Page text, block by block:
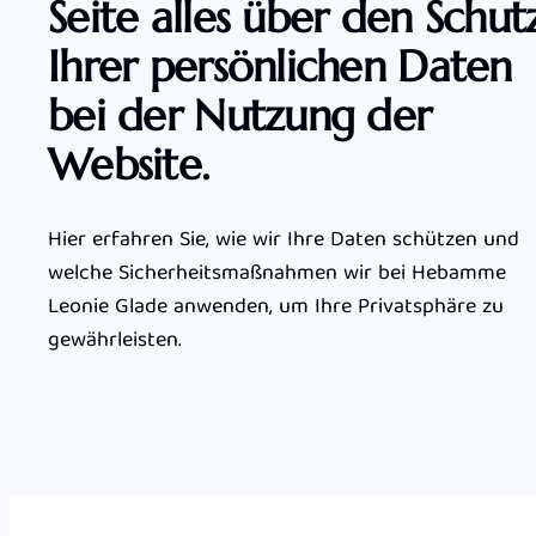
Seite alles über den
Ihrer persönlichen Daten
bei der Nutzung der
Website.
Hier erfahren Sie, wie wir Ihre Daten schützen und
welche Sicherheitsmaßnahmen wir bei Hebamme
Leonie Glade anwenden, um Ihre Privatsphäre zu
gewährleisten.